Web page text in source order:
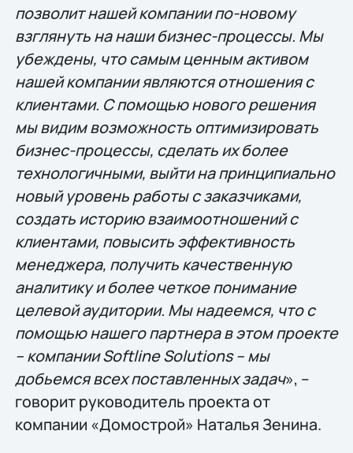
позволит нашей компании по-новому
взглянуть на наши бизнес-процессы. Мы
убеждены, что самым ценным активом
нашей компании являются отношения с
клиентами. С помощью нового решения
мы видим возможность оптимизировать
бизнес-процессы, сделать их более
технологичными, выйти на принципиально
новый уровень работы с заказчиками,
создать историю взаимоотношений с
клиентами, повысить эффективность
менеджера, получить качественную
аналитику и более четкое понимание
целевой аудитории. Мы надеемся, что с
помощью нашего партнера в этом проекте
– компании Softline Solutions – мы
добьемся всех поставленных задач», –
говорит руководитель проекта от
компании «Домострой» Наталья Зенина.